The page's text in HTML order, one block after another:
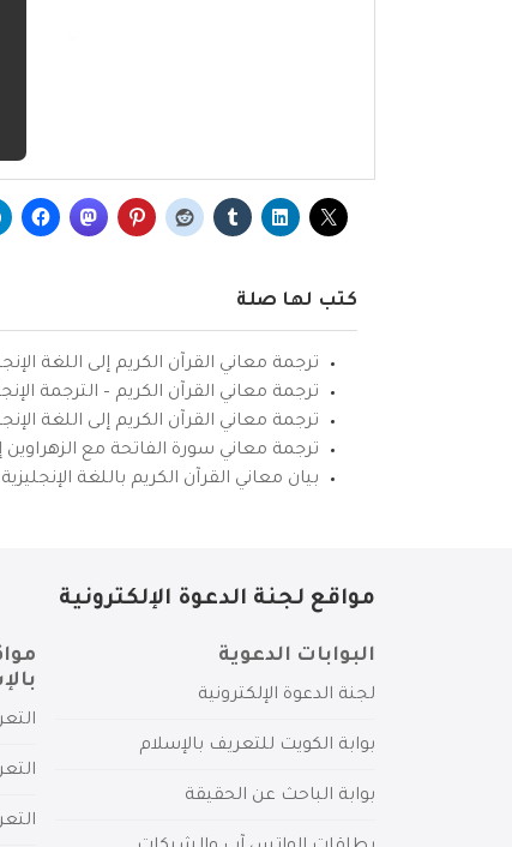
كتب لها صلة
ترجمة معاني القرآن الكريم إلى اللغة
ترجمة معاني القرآن الكريم – الترجمة
ترجمة معاني القرآن الكريم إلى اللغة
ترجمة معاني سورة الفاتحة مع الزهراوين
بيان معاني القرآن الكريم باللغة الإنجليزية
مواقع لجنة الدعوة الإلكترونية
البوابات الدعوية
لجنة الدعوة الإلكترونية
بوابة الكويت للتعريف بالإسلام
بوابة الباحث عن الحقيقة